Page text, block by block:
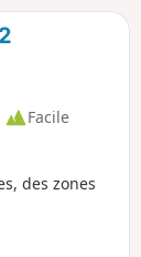
Facile
des zones